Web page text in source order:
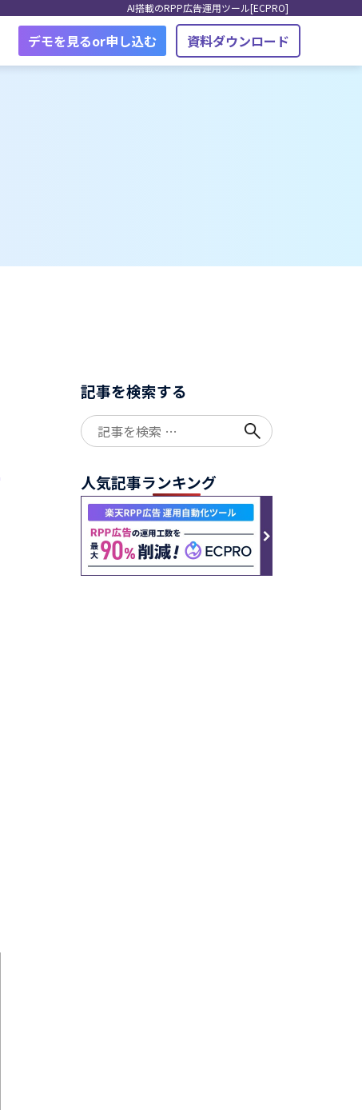
AI搭載のRPP広告運用ツール[ECPRO]
デモを見るor申し込む 資料ダウンロード
記事を検索する
Search
for:
人気記事ランキング